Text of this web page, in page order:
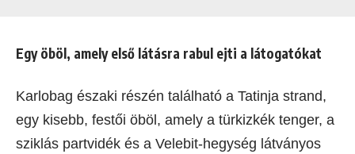
Egy öböl, amely első látásra rabul ejti a látogatókat
Karlobag északi részén található a Tatinja strand,
egy kisebb, festői öböl, amely a türkizkék tenger, a
sziklás partvidék és a Velebit-hegység látványos